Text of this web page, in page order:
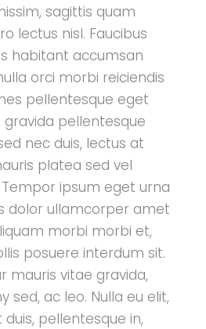
sagittis quam
lectus nisl. Faucibus
habitant accumsan
orci morbi reiciendis
pellentesque eget
gravida pellentesque
nec duis, lectus at
platea sed vel
ipsum eget urna
dolor ullamcorper amet
morbi morbi et,
posuere interdum sit.
mauris vitae gravida,
sed, ac leo. Nulla eu elit,
pellentesque in,